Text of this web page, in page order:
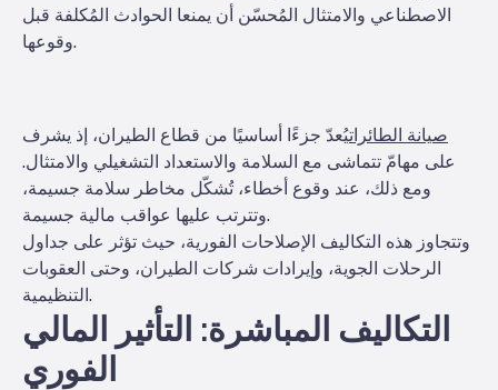
الاصطناعي والامتثال المُحسّن أن يمنعا الحوادث المُكلفة قبل
وقوعها.
صيانة الطائراتيُعدّ جزءًا أساسيًا من قطاع الطيران، إذ يشرف
على مهامّ تتماشى مع السلامة والاستعداد التشغيلي والامتثال.
ومع ذلك، عند وقوع أخطاء، تُشكّل مخاطر سلامة جسيمة،
وتترتب عليها عواقب مالية جسيمة.
وتتجاوز هذه التكاليف الإصلاحات الفورية، حيث تؤثر على جداول
الرحلات الجوية، وإيرادات شركات الطيران، وحتى العقوبات
التنظيمية.
التكاليف المباشرة: التأثير المالي
الفوري